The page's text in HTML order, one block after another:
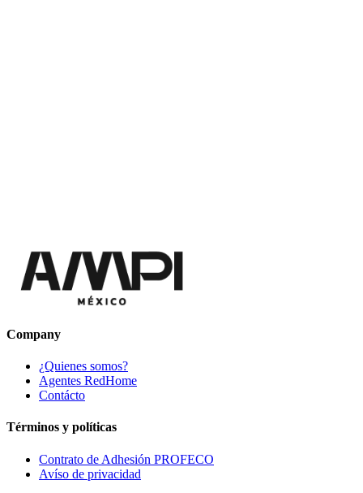
Company
¿Quienes somos?
Agentes RedHome
Contácto
Términos y políticas
Contrato de Adhesión PROFECO
Avíso de privacidad